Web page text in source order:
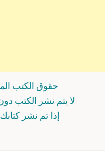
حقوق الكتب
لا يتم نشر الكتب
إذا تم نشر